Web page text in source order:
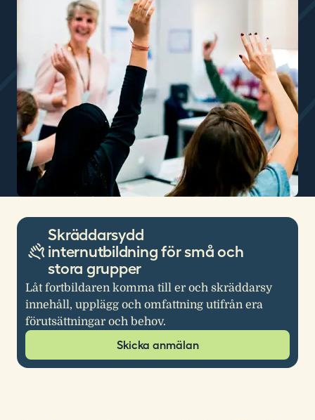
Skräddarsydd
internutbildning för små och
stora grupper
Låt fortbildaren komma till er och skräddarsy
innehåll, upplägg och omfattning utifrån era
förutsättningar och behov.
Skicka anmälan